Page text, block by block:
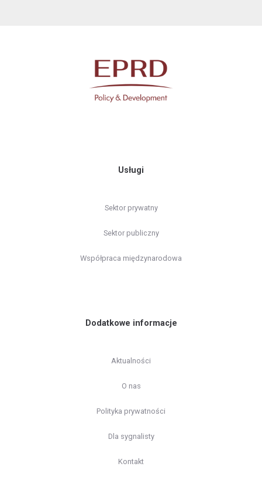
Usługi
Sektor prywatny
Sektor publiczny
Współpraca międzynarodowa
Dodatkowe informacje
Aktualności
O nas
Polityka prywatności
Dla sygnalisty
Kontakt